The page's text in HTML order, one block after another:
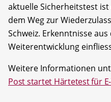
aktuelle Sicherheitstest
dem Weg zur
Schweiz. Erkenntnisse
Weiterentwicklung
Weitere Informationen
Post startet Härtetest für